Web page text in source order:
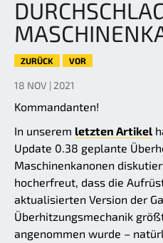
ZURÜCK VOR
18 NOV | 2021
Kommandanten!
In unserem letzten Artikel
Update 0.38 geplante
Maschinenkanonen
hocherfreut, dass die
aktualisierten Version der
Überhitzungsmechanik
angenommen wurde –